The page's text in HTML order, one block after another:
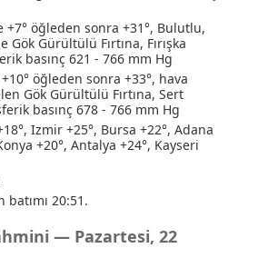
+7° öğleden sonra +31°, Bulutlu,
Gök Gürültülü Fırtına, Fırışka
basınç 621 - 766 mm Hg
öğleden sonra +33°, hava
Gök Gürültülü Fırtına, Sert
basınç 678 - 766 mm Hg
Izmir +25°, Bursa +22°, Adana
+20°, Antalya +24°, Kayseri
20:51.
— Pazartesi, 22